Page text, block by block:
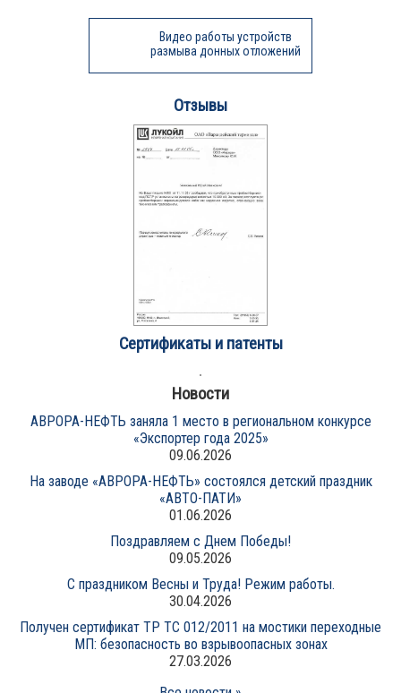
Видео работы устройств
размыва донных отложений
Отзывы
Сертификаты и патенты
Новости
АВРОРА-НЕФТЬ заняла 1 место в региональном конкурсе
«Экспортер года 2025»
09.06.2026
На заводе «АВРОРА-НЕФТЬ» состоялся детский праздник
«АВТО-ПАТИ»
01.06.2026
Поздравляем с Днем Победы!
09.05.2026
С праздником Весны и Труда! Режим работы.
30.04.2026
Получен сертификат ТР ТС 012/2011 на мостики переходные
МП: безопасность во взрывоопасных зонах
27.03.2026